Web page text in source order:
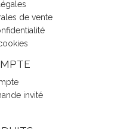
de vente
invité